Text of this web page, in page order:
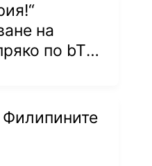
на
по bTV
Филипините